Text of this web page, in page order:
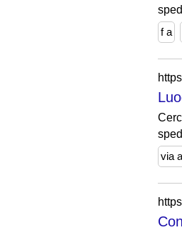
f a
via